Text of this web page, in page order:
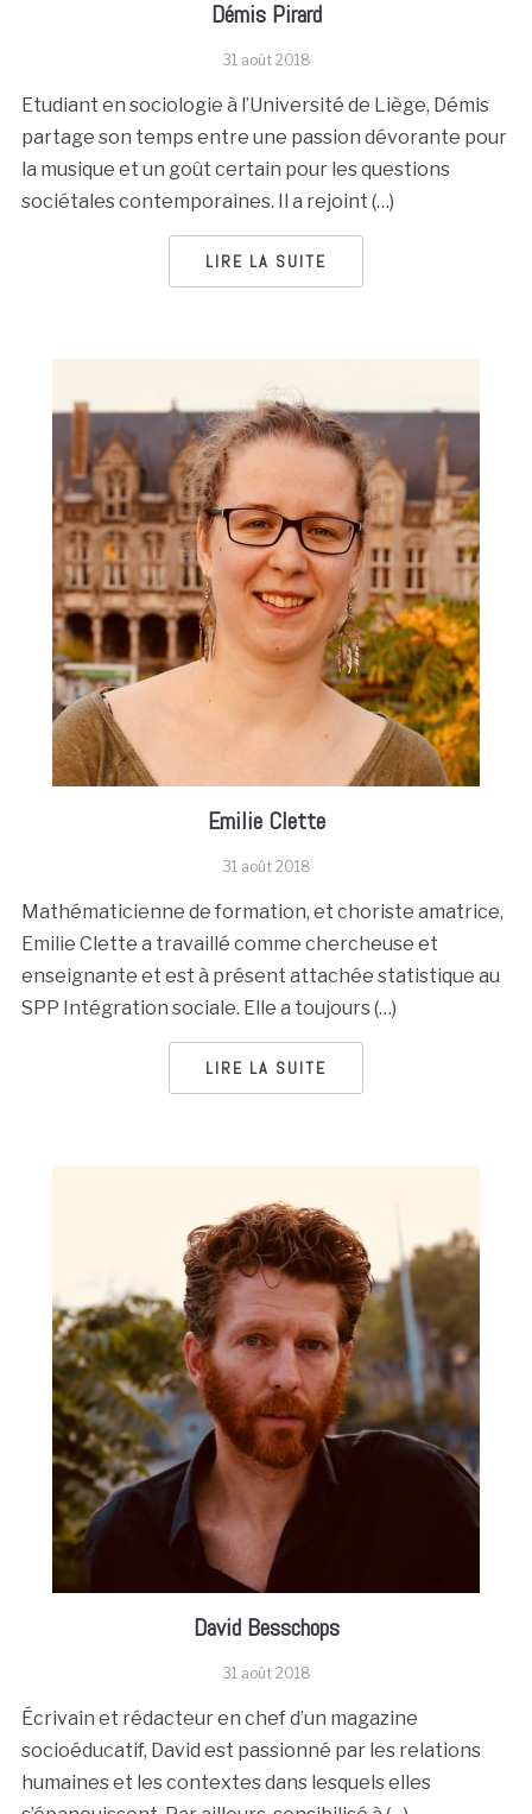
Démis Pirard
31 août 2018
Etudiant en sociologie à l’Université de Liège, Démis
partage son temps entre une passion dévorante pour
la musique et un goût certain pour les questions
sociétales contemporaines. Il a rejoint (…)
LIRE LA SUITE
Emilie Clette
31 août 2018
Mathématicienne de formation, et choriste amatrice,
Emilie Clette a travaillé comme chercheuse et
enseignante et est à présent attachée statistique au
SPP Intégration sociale. Elle a toujours (…)
LIRE LA SUITE
David Besschops
31 août 2018
Écrivain et rédacteur en chef d’un magazine
socioéducatif, David est passionné par les relations
humaines et les contextes dans lesquels elles